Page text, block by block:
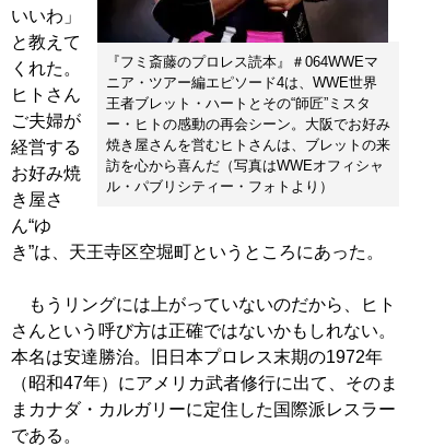
『フミ斎藤のプロレス読本』＃064WWEマ
ニア・ツアー編エピソード4は、WWE世界
王者ブレット・ハートとその“師匠”ミスタ
ー・ヒトの感動の再会シーン。大阪でお好み
焼き屋さんを営むヒトさんは、ブレットの来
訪を心から喜んだ（写真はWWEオフィシャ
ル・パブリシティー・フォトより）
いいわ」
と教えて
くれた。
ヒトさん
ご夫婦が
経営する
お好み焼
き屋さ
ん“ゆ
き”は、天王寺区空堀町というところにあった。
もうリングには上がっていないのだから、ヒト
さんという呼び方は正確ではないかもしれない。
本名は安達勝治。旧日本プロレス末期の1972年
（昭和47年）にアメリカ武者修行に出て、そのま
まカナダ・カルガリーに定住した国際派レスラー
である。